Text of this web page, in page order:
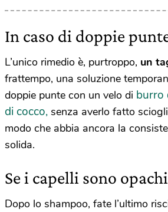
In caso di doppie
L’unico rimedio è, purtroppo, un
frattempo, una soluzione
doppie punte con un velo di burro
di cocco, senza averlo fatto
modo che abbia ancora la
solida.
Se i capelli sono
Dopo lo shampoo, fate l’ultimo